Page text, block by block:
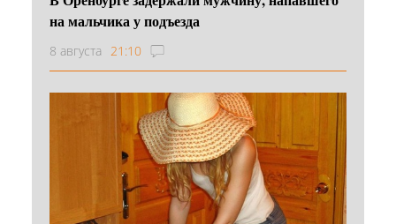
на мальчика у подъезда
8 августа 21:10